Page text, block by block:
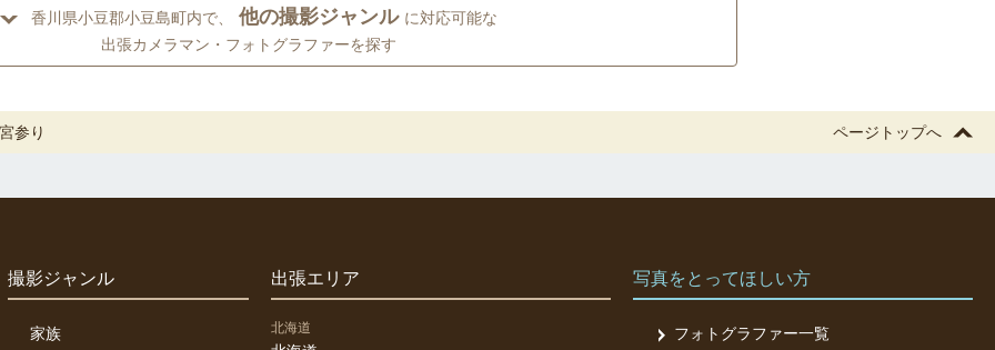
香川県小豆郡小豆島町内で、 他の撮影ジャンル に対応可能な
出張カメラマン・フォトグラファーを探す
参り ページトップへ
撮影ジャンル
家族
出張エリア
北海道
写真をとってほしい方
フォトグラファー一覧